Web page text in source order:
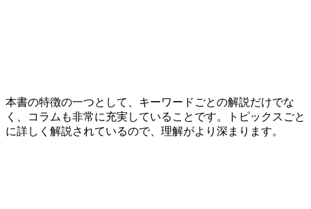
本書の特徴の一つとして、キーワードごとの解説だけでな
く、コラムも非常に充実していることです。トピックスごと
に詳しく解説されているので、理解がより深まります。